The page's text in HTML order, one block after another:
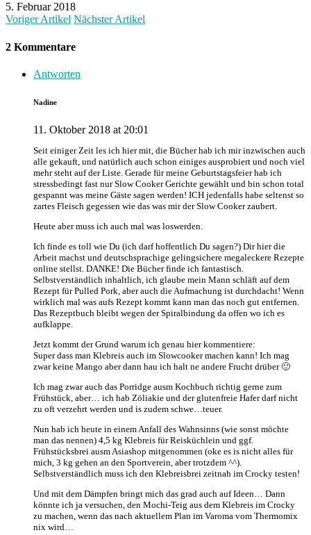
5. Februar 2018
Voriger Artikel Nächster Artikel
2 Kommentare
Antworten
Nadine
11. Oktober 2018 at 20:01
Seit einiger Zeit les ich hier mit, die Bücher hab ich mir inzwischen auch
alle gekauft, und natürlich auch schon einiges ausprobiert und noch viel
mehr steht auf der Liste. Gerade für meine Geburtstagsfeier hab ich
stressbedingt fast nur Slow Cooker Gerichte gewählt und bin schon total
gespannt was meine Gäste sagen werden! ICH jedenfalls habe seltenst so
zartes Fleisch gegessen wie das was mir der Slow Cooker zaubert.
Heute aber muss ich auch mal was loswerden.
Ich finde es toll wie Du (ich darf hoffentlich Du sagen?) Dir hier die
Arbeit machst und deutschsprachige gelingsichere megaleckere Rezepte
online stellst. DANKE! Die Bücher finde ich fantastisch.
Selbstverständlich inhaltlich, ich glaube mein Mann schläft auf dem
Rezept für Pulled Pork, aber auch die Aufmachung ist durchdacht! Wenn
wirklich mal was aufs Rezept kommt kann man das noch gut entfernen.
Das Rezeptbuch bleibt wegen der Spiralbindung da offen wo ich es
aufklappe.
Jetzt kommt der Grund warum ich genau hier kommentiere:
Super dass man Klebreis auch im Slowcooker machen kann! Ich mag
zwar keine Mango aber dann hau ich halt ne andere Frucht drüber 🙂
Ich mag zwar auch das Porridge ausm Kochbuch richtig gerne zum
Frühstück, aber… ich hab Zöliakie und der glutenfreie Hafer darf nicht
zu oft verzehrt werden und is zudem schwe…teuer.
Nun hab ich heute in einem Anfall des Wahnsinns (wie sonst möchte
man das nennen) 4,5 kg Klebreis für Reisküchlein und ggf.
Frühstücksbrei ausm Asiashop mitgenommen (oke es is nicht alles für
mich, 3 kg gehen an den Sportverein, aber trotzdem ^^).
Selbstverständlich muss ich den Klebreisbrei zeitnah im Crocky testen!
Und mit dem Dämpfen bringt mich das grad auch auf Ideen… Dann
könnte ich ja versuchen, den Mochi-Teig aus dem Klebreis im Crocky
zu machen, wenn das nach aktuellem Plan im Varoma vom Thermomix
nix wird…